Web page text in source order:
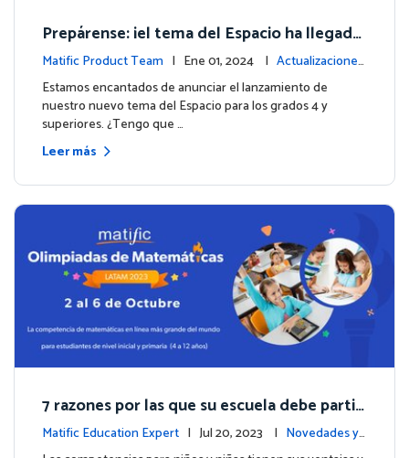
Prepárense: ¡el tema del Espacio ha llegado
para los grados 4 y superiores!
Matific Product Team | Ene 01, 2024 | Actualizaciones
de la plataforma
Estamos encantados de anunciar el lanzamiento de
nuestro nuevo tema del Espacio para los grados 4 y
superiores. ¿Tengo que …
Leer más
7 razones por las que su escuela debe partici
par en las Olimpiadas de Matemáticas de M
atific 2023
Matific Education Expert | Jul 20, 2023 | Novedades y
eventos